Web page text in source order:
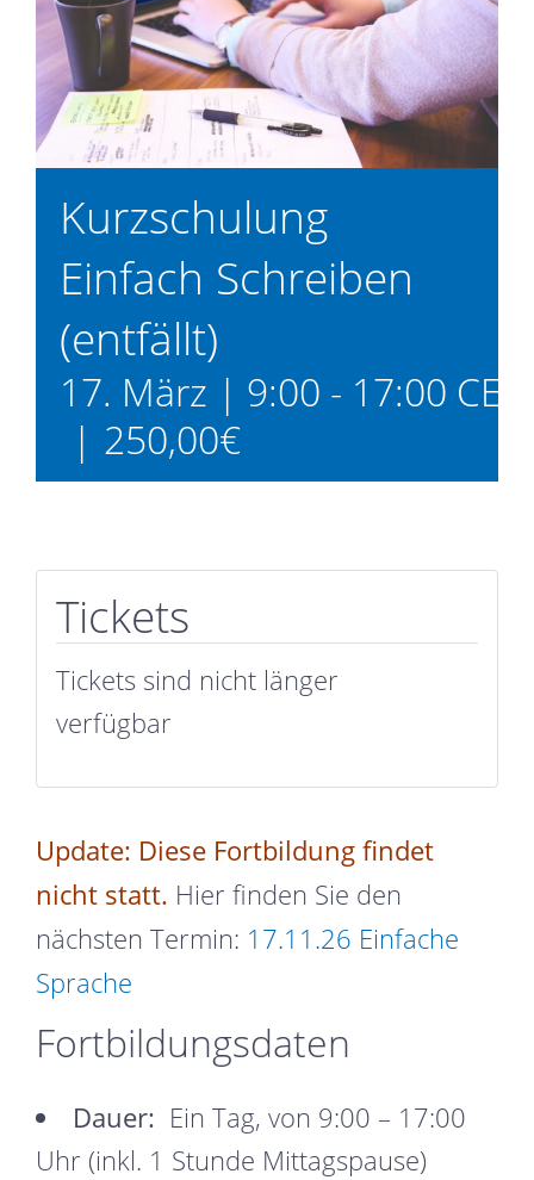
Kurzschulung
Einfach Schreiben
(entfällt)
17. März | 9:00 - 17:00 CET
| 250,00€
Tickets
Tickets sind nicht länger
verfügbar
Update: Diese Fortbildung findet
nicht statt. Hier finden Sie den
nächsten Termin: 17.11.26 Einfache
Sprache
Fortbildungsdaten
Dauer: Ein Tag, von 9:00 – 17:00
Uhr (inkl. 1 Stunde Mittagspause)